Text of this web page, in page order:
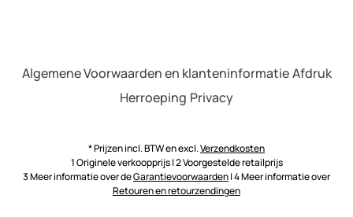
Algemene Voorwaarden en klanteninformatie Afdruk
Herroeping Privacy
* Prijzen incl. BTW en excl.Verzendkosten
1 Originele verkoopprijs | 2 Voorgestelde retailprijs
3 Meer informatie over deGarantievoorwaarden| 4 Meer informatie over
Retouren en retourzendingen